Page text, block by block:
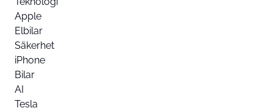
Apple
Elbilar
Säkerhet
iPhone
Bilar
AI
Tesla